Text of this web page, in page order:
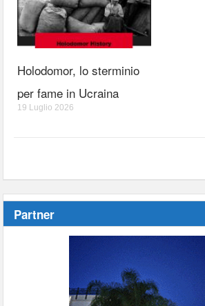
Holodomor, lo sterminio
per fame in Ucraina
19 Luglio 2026
Partner